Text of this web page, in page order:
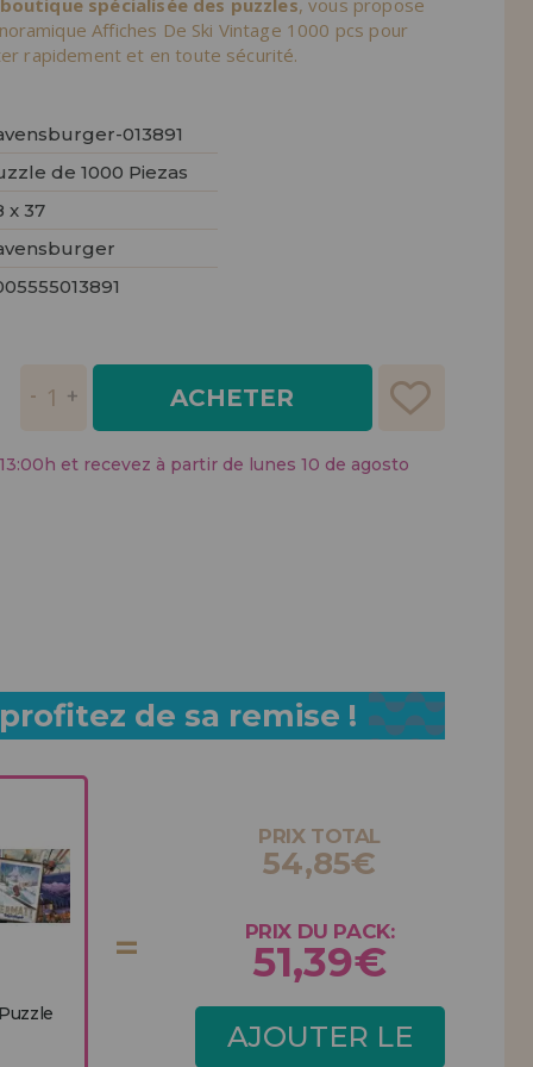
spécialisée des puzzles, vous propose
Affiches De Ski Vintage 1000 pcs pour
rapidement et en toute sécurité.
013891
de 1000 Piezas
x 37
ACHETER
et recevez à partir de lunes 10 de agosto
de sa remise !
PRIX TOTAL
54,85€
PRIX DU PACK:
51,39€
AJOUTER LE